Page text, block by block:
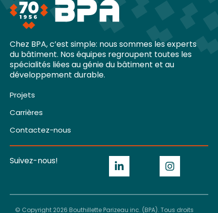
Chez BPA, c’est simple: nous sommes les experts
du bâtiment. Nos équipes regroupent toutes les
spécialités liées au génie du bâtiment et au
développement durable.
Projets
Carrières
Contactez-nous
Suivez-nous!
© Copyright 2026 Bouthillette Parizeau inc. (BPA). Tous droits